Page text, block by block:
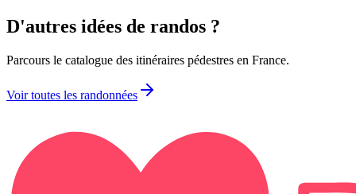
D'autres idées de randos ?
Parcours le catalogue des itinéraires pédestres en France.
Voir toutes les randonnées